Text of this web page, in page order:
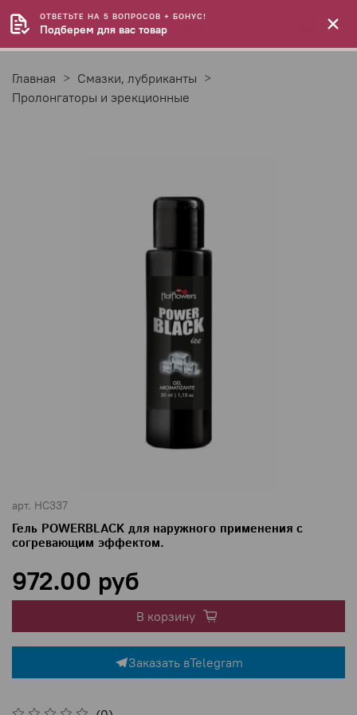
Главная
Смазки, лубриканты
Пролонгаторы и эрекционные
арт. HC337
Гель POWERBLACK для наружного применения с
согревающим эффектом.
972.00 руб
В корзину
Заказать вTelegram
ОТВЕТЬТЕ НА 5 ВОПРОСОВ + БОНУС!
Подберем для вас товар